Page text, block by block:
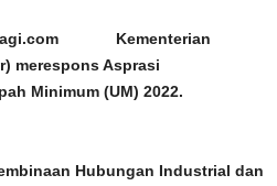
Kementerian
merespons Asprasi
Upah Minimum (UM) 2022.
Hubungan Industrial dan